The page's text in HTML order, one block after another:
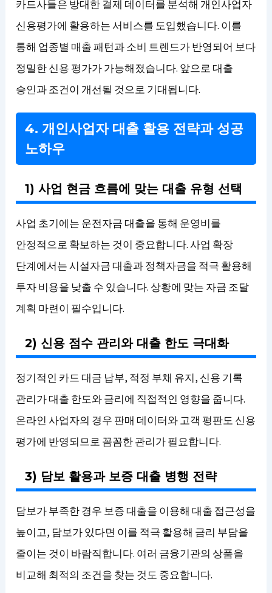
카드사들은 방대한 결제 데이터를 분석해 개인사업자
신용평가에 활용하는 서비스를 도입했습니다. 이를
통해 업종별 매출 패턴과 소비 트렌드가 반영되어 보다
정밀한 신용 평가가 가능해졌습니다. 앞으로 대출
승인과 조건이 개선될 것으로 기대됩니다.
4. 개인사업자 대출 활용 전략과 성공
노하우
1) 사업 현금 흐름에 맞는 대출 유형 선택
사업 초기에는 운전자금 대출을 통해 운영비를
안정적으로 확보하는 것이 중요합니다. 사업 확장
단계에서는 시설자금 대출과 정책자금을 적극 활용해
투자 비용을 낮출 수 있습니다. 상황에 맞는 자금 조달
계획 마련이 필수입니다.
2) 신용 점수 관리와 대출 한도 극대화
정기적인 카드 대금 납부, 적정 부채 유지, 신용 기록
관리가 대출 한도와 금리에 직접적인 영향을 줍니다.
온라인 사업자의 경우 판매 데이터와 고객 평판도 신용
평가에 반영되므로 꼼꼼한 관리가 필요합니다.
3) 담보 활용과 보증 대출 병행 전략
담보가 부족한 경우 보증 대출을 이용해 대출 접근성을
높이고, 담보가 있다면 이를 적극 활용해 금리 부담을
줄이는 것이 바람직합니다. 여러 금융기관의 상품을
비교해 최적의 조건을 찾는 것도 중요합니다.